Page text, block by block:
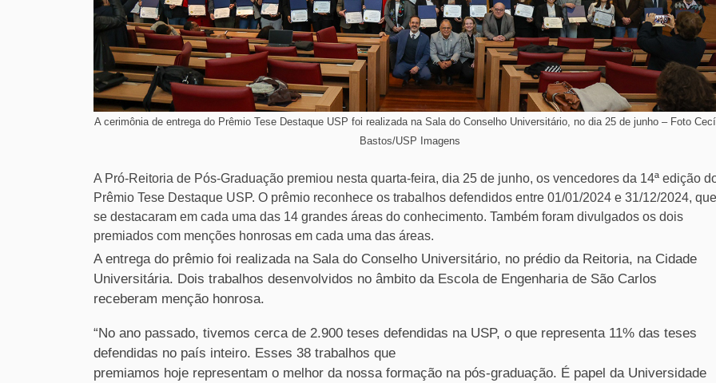
A cerimônia de entrega do Prêmio Tese Destaque USP foi realizada na Sala do Conselho Universitário, no dia 25 de junho – Foto
Bastos/USP Imagens
A Pró-Reitoria de Pós-Graduação premiou nesta quarta-feira, dia 25 de junho, os vencedores da 14ª edição
Prêmio Tese Destaque USP. O prêmio reconhece os trabalhos defendidos entre 01/01/2024 e 31/12/2024, que
se destacaram em cada uma das 14 grandes áreas do conhecimento. Também foram divulgados os dois
premiados com menções honrosas em cada uma das áreas.
A entrega do prêmio foi realizada na Sala do Conselho Universitário, no prédio da Reitoria, na Cidade
Universitária. Dois trabalhos desenvolvidos no âmbito da Escola de Engenharia de São Carlos
receberam menção honrosa.
“No ano passado, tivemos cerca de 2.900 teses defendidas na USP, o que representa 11% das teses
defendidas no país inteiro. Esses 38 trabalhos que
premiamos hoje representam o melhor da nossa formação na pós-graduação. É papel da Universidade